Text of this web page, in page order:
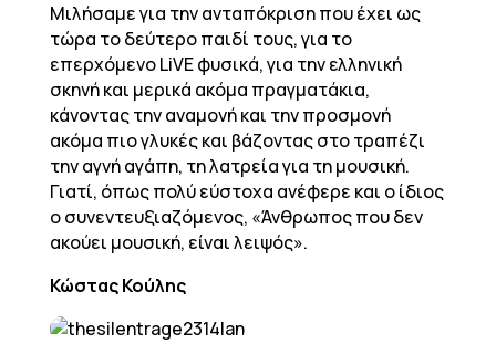
Μιλήσαμε για την ανταπόκριση που έχει ως
τώρα το δεύτερο παιδί τους, για το
επερχόμενο LiVE φυσικά, για την ελληνική
σκηνή και μερικά ακόμα πραγματάκια,
κάνοντας την αναμονή και την προσμονή
ακόμα πιο γλυκές και βάζοντας στο τραπέζι
την αγνή αγάπη, τη λατρεία για τη μουσική.
Γιατί, όπως πολύ εύστοχα ανέφερε και ο ίδιος
ο συνεντευξιαζόμενος, «Άνθρωπος που δεν
ακούει μουσική, είναι λειψός».
Κώστας Κούλης